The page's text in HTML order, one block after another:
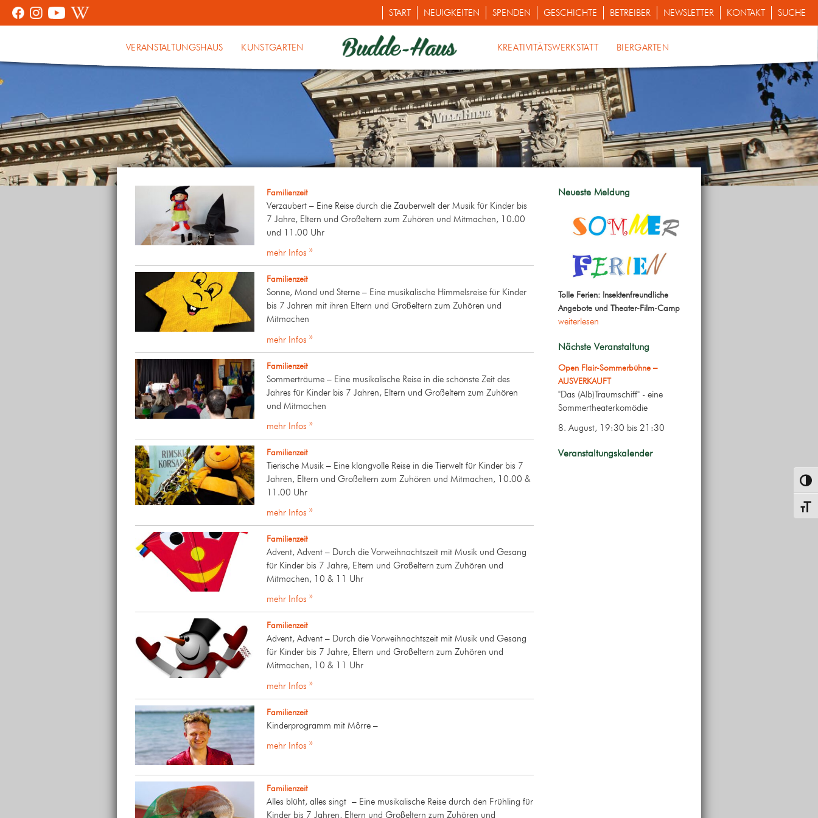
START NEUIGKEITEN SPENDEN GESCHICHTE BETREIBER NEWSLETTER KONTAKT SUCHE
VERANSTALTUNGSHAUS KUNSTGARTEN KREATIVITÄTSWERKSTATT BIERGARTEN
Familienzeit
Verzaubert – Eine Reise durch die Zauberwelt der Musik für Kinder bis
7 Jahre, Eltern und Großeltern zum Zuhören und Mitmachen, 10.00
und 11.00 Uhr
mehr Infos »
Familienzeit
Sonne, Mond und Sterne – Eine musikalische Himmelsreise für Kinder
bis 7 Jahren mit ihren Eltern und Großeltern zum Zuhören und
Mitmachen
mehr Infos »
Familienzeit
Sommerträume – Eine musikalische Reise in die schönste Zeit des
Jahres für Kinder bis 7 Jahren, Eltern und Großeltern zum Zuhören
und Mitmachen
mehr Infos »
Familienzeit
Tierische Musik – Eine klangvolle Reise in die Tierwelt für Kinder bis 7
Jahren, Eltern und Großeltern zum Zuhören und Mitmachen, 10.00 &
11.00 Uhr
mehr Infos »
Familienzeit
Advent, Advent – Durch die Vorweihnachtszeit mit Musik und Gesang
für Kinder bis 7 Jahre, Eltern und Großeltern zum Zuhören und
Mitmachen, 10 & 11 Uhr
mehr Infos »
Familienzeit
Advent, Advent – Durch die Vorweihnachtszeit mit Musik und Gesang
für Kinder bis 7 Jahre, Eltern und Großeltern zum Zuhören und
Mitmachen, 10 & 11 Uhr
mehr Infos »
Familienzeit
Kinderprogramm mit Môrre –
mehr Infos »
Familienzeit
Alles blüht, alles singt – Eine musikalische Reise durch den Frühling für
Kinder bis 7 Jahren, Eltern und Großeltern zum Zuhören und
Neueste Meldung
Tolle Ferien: Insektenfreundliche
Angebote und Theater-Film-Camp
weiterlesen
Nächste Veranstaltung
Open Flair-Sommerbühne –
AUSVERKAUFT
"Das (Alb)Traumschiff" - eine
Sommertheaterkomödie
8. August, 19:30 bis 21:30
Veranstaltungskalender